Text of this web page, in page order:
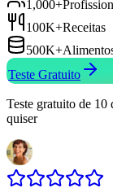
1,000+
100K+Receitas
500K+
Teste Gratuito
Teste gratuito de 10
quiser